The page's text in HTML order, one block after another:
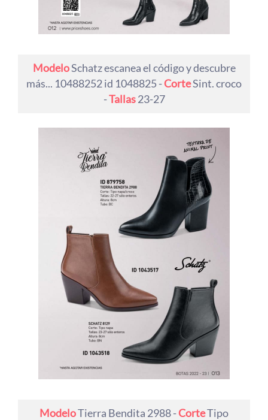
ModeloSchatz escanea el código y descubre
más... 10488252 id 1048825 -CorteSint. croco
-Tallas23-27
ModeloTierra Bendita 2988 -CorteTipo